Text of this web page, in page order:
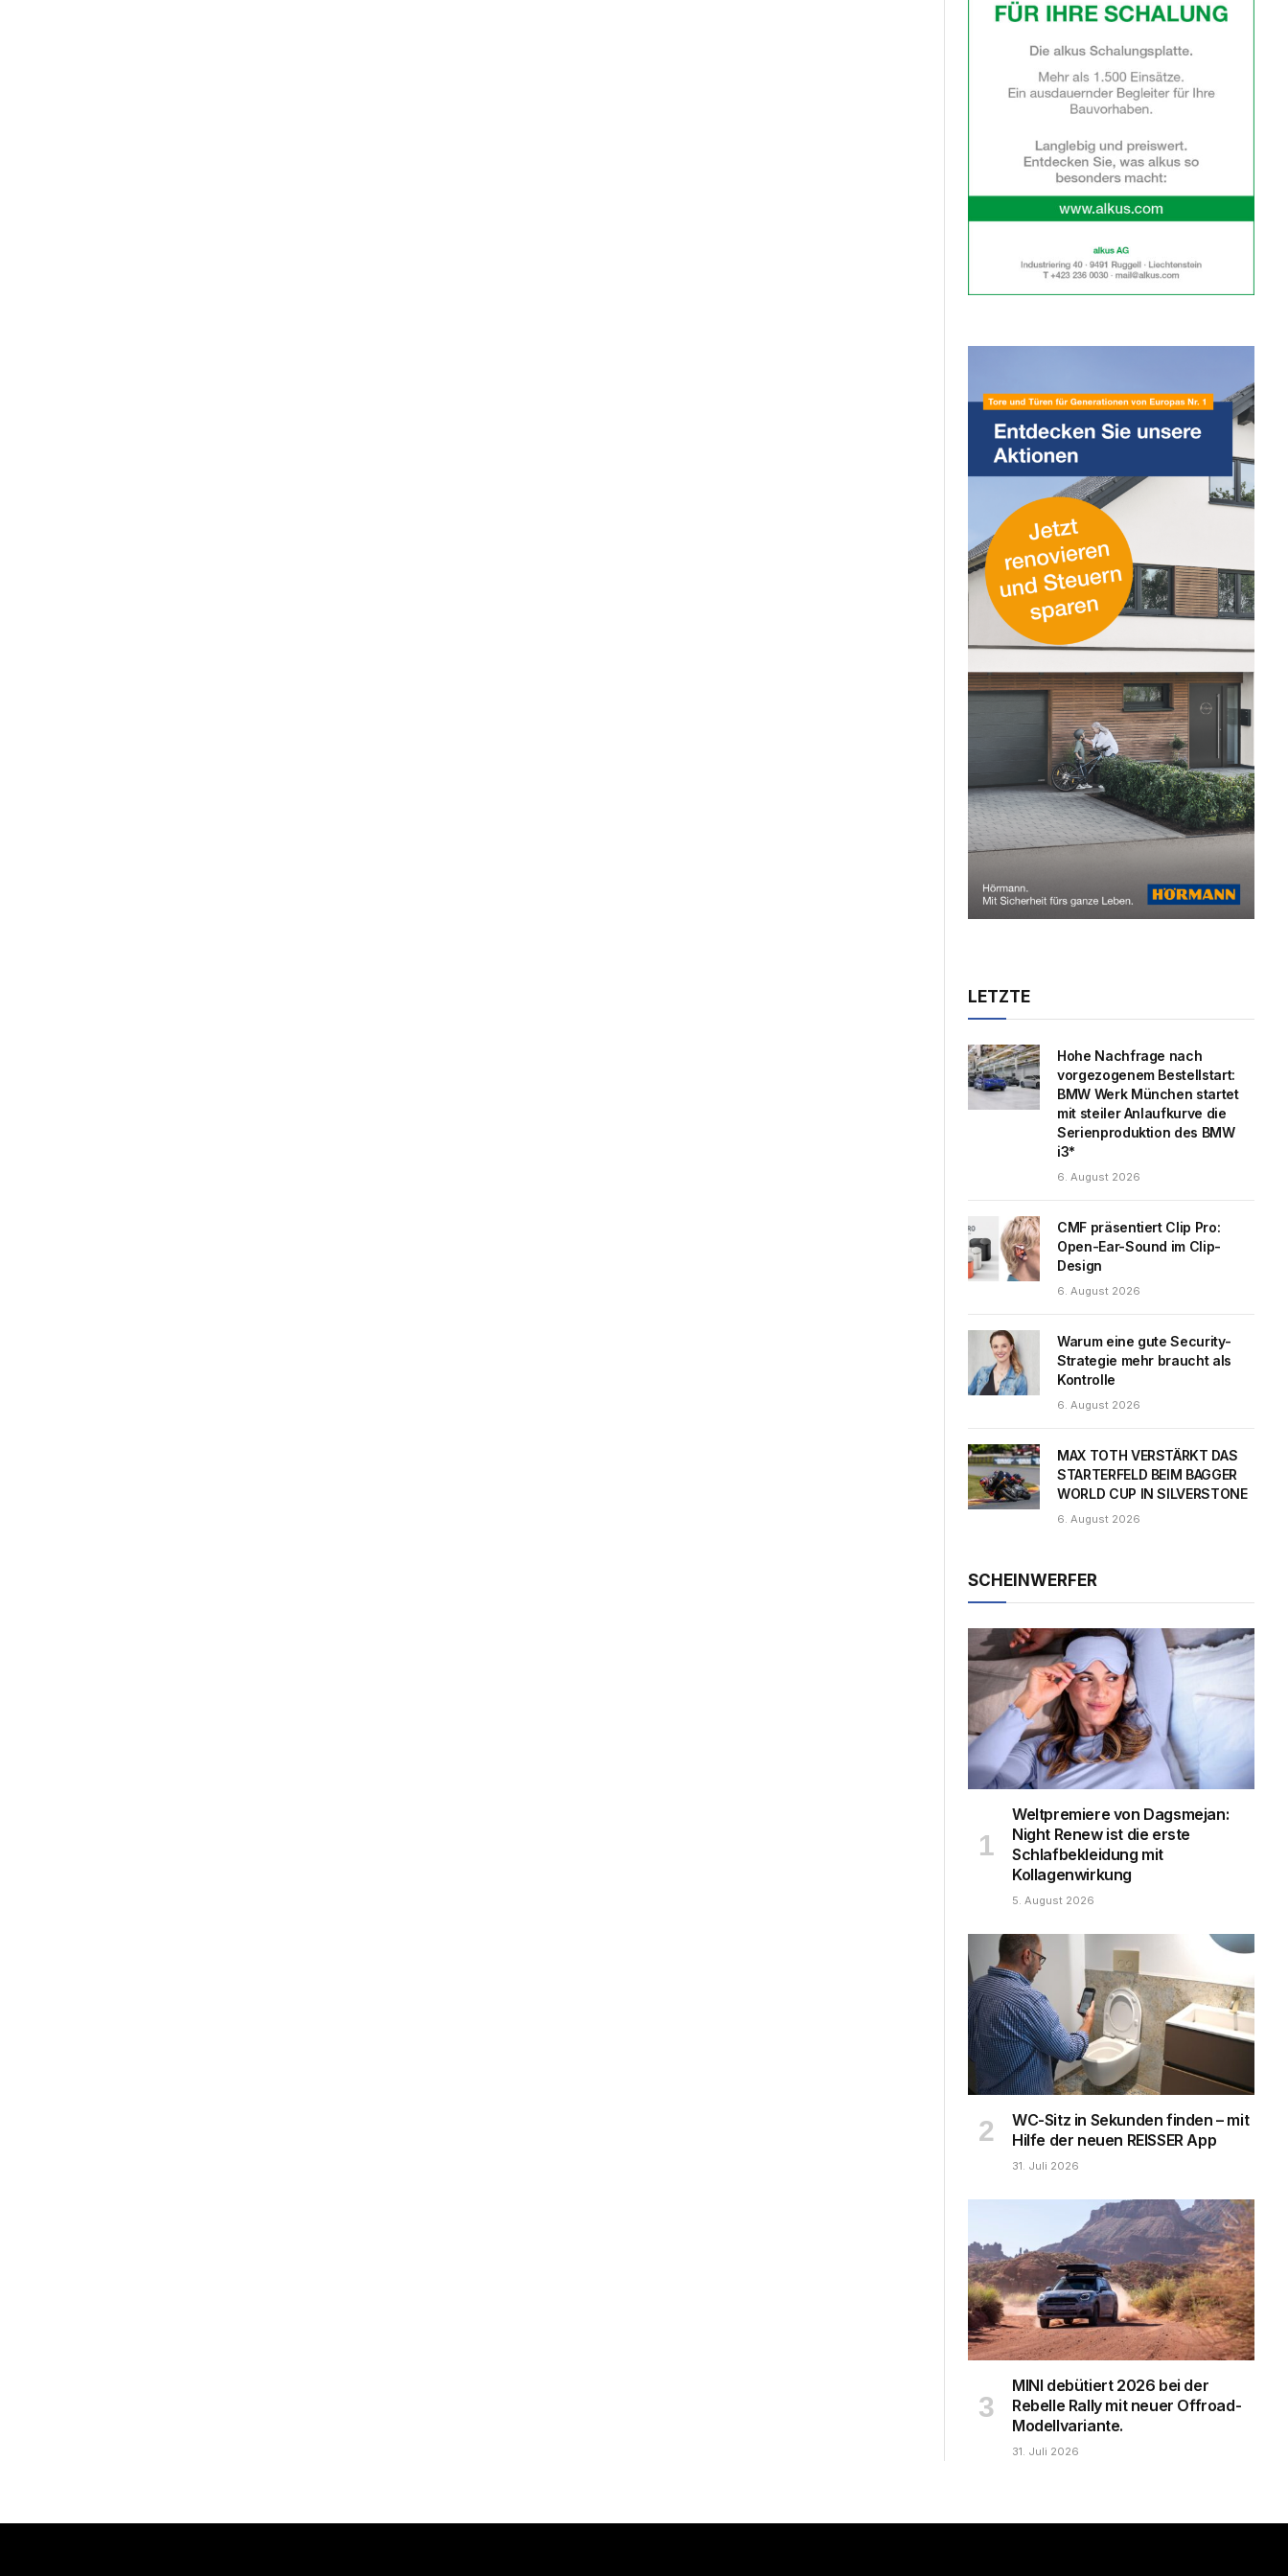
LETZTE
Hohe Nachfrage nach
vorgezogenem Bestellstart:
BMW Werk München startet
mit steiler Anlaufkurve die
Serienproduktion des BMW
i3*
6. August 2026
CMF präsentiert Clip Pro:
Open-Ear-Sound im Clip-
Design
6. August 2026
Warum eine gute Security-
Strategie mehr braucht als
Kontrolle
6. August 2026
MAX TOTH VERSTÄRKT DAS
STARTERFELD BEIM BAGGER
WORLD CUP IN SILVERSTONE
6. August 2026
SCHEINWERFER
Weltpremiere von Dagsmejan:
Night Renew ist die erste
Schlafbekleidung mit
Kollagenwirkung
5. August 2026
WC-Sitz in Sekunden finden – mit
Hilfe der neuen REISSER App
31. Juli 2026
MINI debütiert 2026 bei der
Rebelle Rally mit neuer Offroad-
Modellvariante.
31. Juli 2026